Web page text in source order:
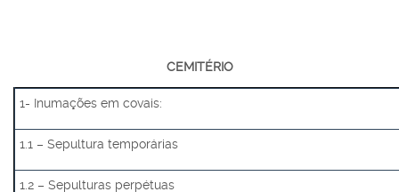
CEMITÉRIO
1- Inumações em covais:
1.1 – Sepultura temporárias
1.2 – Sepulturas perpétuas